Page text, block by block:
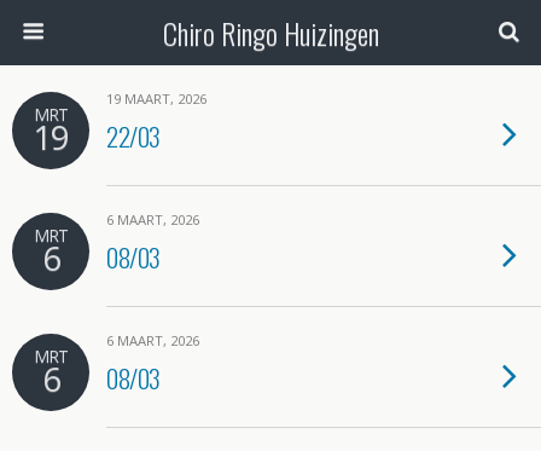
Chiro Ringo Huizingen
MRT
19
19 MAART, 2026
22/03
MRT
6
6 MAART, 2026
08/03
MRT
6
6 MAART, 2026
08/03